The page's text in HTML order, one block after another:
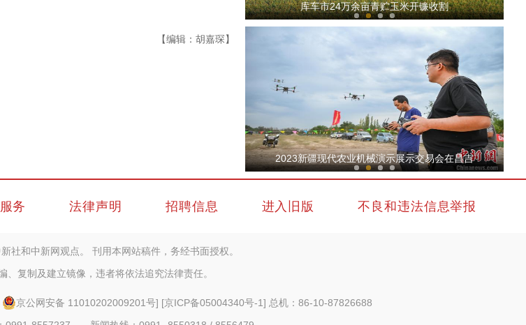
【编辑：胡嘉琛】
库车市24万余亩青贮玉米开镰收割
实拍新疆阿克苏托木尔大峡谷盐水瀑布
首票喀什—伊斯兰堡TIR国际公路运输发车
2023新疆现代农业机械演示展示交易会在昌吉
务 法律声明 招聘信息 进入旧版 不良和违法信息举报
社和中新网观点。 刊用本网站稿件，务经书面授权。
、复制及建立镜像，违者将依法追究法律责任。
京公网安备 11010202009201号] [京ICP备05004340号-1] 总机：86-10-87826688